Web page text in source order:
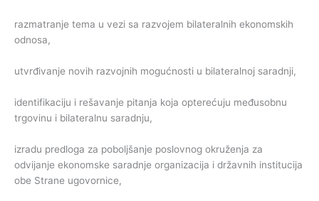
razmatranje tema u vezi sa razvojem bilateralnih ekonomskih
odnosa,
utvrđivanje novih razvojnih mogućnosti u bilateralnoj saradnji,
identifikaciju i rešavanje pitanja koja opterećuju međusobnu
trgovinu i bilateralnu saradnju,
izradu predloga za poboljšanje poslovnog okruženja za
odvijanje ekonomske saradnje organizacija i državnih institucija
obe Strane ugovornice,